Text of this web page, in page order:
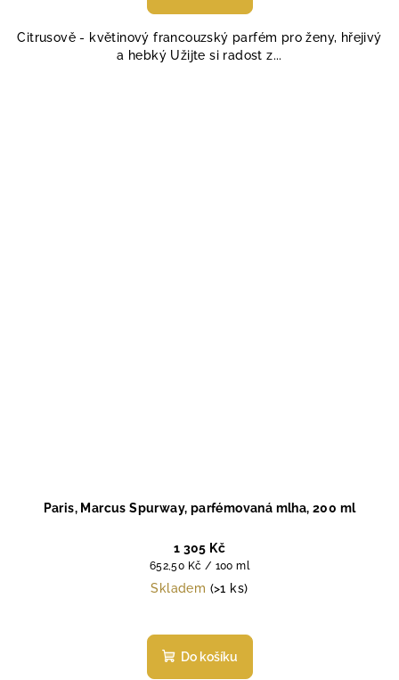
z
5
Citrusově - květinový francouzský parfém pro ženy, hřejivý
a hebký Užijte si radost z...
Paris, Marcus Spurway, parfémovaná mlha, 200 ml
1 305 Kč
Měrná
cena:
652,50 Kč / 100 ml
Skladem (>1 ks)
hodnocení
produktu
Do košíku